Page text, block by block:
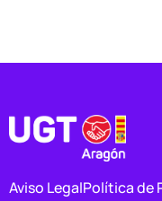
Aviso LegalPolítica de